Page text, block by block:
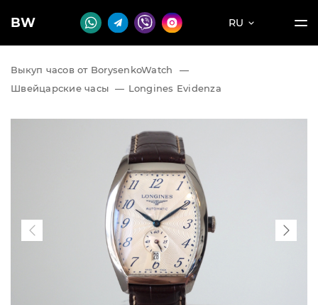
BW RU
Выкуп часов от BorysenkoWatch
—
Швейцарские часы — Longines Evidenza